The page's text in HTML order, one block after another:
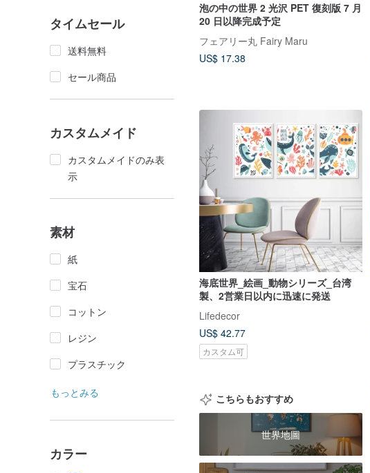
タイムセール
送料無料
セール商品
カスタムメイド
カスタムメイドのみ表
示
素材
紙
宝石
コットン
レジン
プラスチック
もっとみる
カラー
泡の中の世界 2 光沢 PET 復刻版 7 月
20 日以降完成予定
フェアリー丸 Fairy Maru
US$ 17.38
海底世界_絵画_動物シリーズ_台湾
製、2営業日以内に迅速に発送
Lifedecor
US$ 42.77
カスタム可
こちらもおすすめ
世界地圖